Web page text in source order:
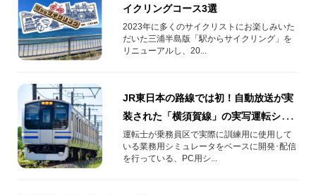
イクリングコース3選
2023年に多くのサイクリストにお楽しみいた
だいた三浦半島版「駅からサイクリング」を
リニューアルし、20...
JR東日本の路線では初！自動放送が実
装された「横須賀線」の実写運転シミ
ュレータが2024年10月29日(火)配信開
始
運転士が乗務員区で実際に訓練用に使用して
いる業務用シミュレータをベースに開発･配信
を行っている、PC用シ...